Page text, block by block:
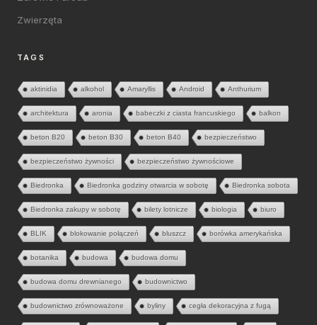
Zwierzęta
TAGS
aktinidia alkohol Amaryllis Android Anthurium
architektura aronia babeczki z ciasta francuskiego balkon
beton B20 beton B30 beton B40 bezpieczeństwo
bezpieczeństwo żywności bezpieczeństwo żywnościowe
Biedronka Biedronka godziny otwarcia w sobotę Biedronka sobota
Biedronka zakupy w sobotę bilety lotnicze biologia biuro
BLIK blokowanie połączeń bluszcz borówka amerykańska
botanika budowa budowa domu
budowa domu drewnianego budownictwo
budownictwo zrównoważone byliny cegła dekoracyjna z fugą